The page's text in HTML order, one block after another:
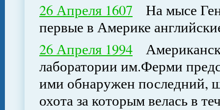
26 Апреля 1607 На мысе
первые в Америке
26 Апреля 1994
лаборатории им.Ферми
ими обнаружен последний,
охота за которым велась в